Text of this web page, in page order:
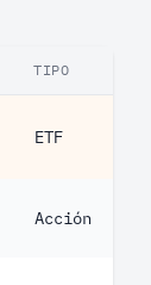
TIPO
ETF
Acción